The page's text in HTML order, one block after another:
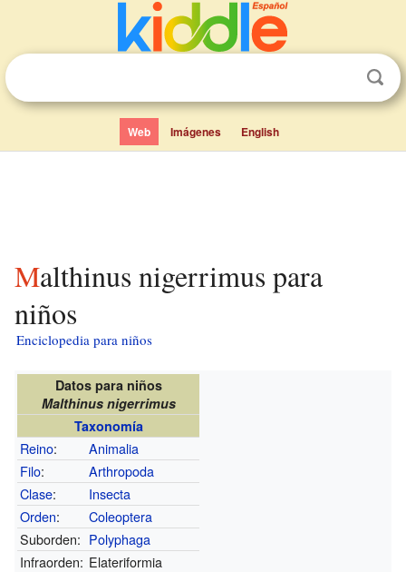
Web Imágenes English
Malthinus nigerrimus para
niños
Enciclopedia para niños
Datos para niños
Malthinus nigerrimus
Taxonomía
Reino:
Animalia
Filo:
Arthropoda
Clase:
Insecta
Orden:
Coleoptera
Suborden: Polyphaga
Infraorden: Elateriformia